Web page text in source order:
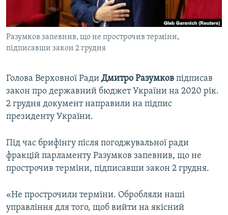
СВІДЧЕННЯ ОКУПАЦІЇ
УКРАЇНСЬКА ПРОБЛЕМА КРИМУ
ІНФОГРАФІКА
Qırımtatar
ДОЛУЧАЙСЯ!
Усі сайти RFE/RL
Разумков запевнив, що не прострочив терміни,
підписавши закон 2 грудня
Голова Верховної Ради Дмитро Разумков підписав
закон про державний бюджет України на 2020 рік.
2 грудня документ направили на підпис
президенту України.
Під час брифінгу після погоджувальної ради
фракцій парламенту Разумков запевнив, що не
прострочив терміни, підписавши закон 2 грудня.
«Не прострочили терміни. Обробляли наші
управління для того, щоб вийти на якісний